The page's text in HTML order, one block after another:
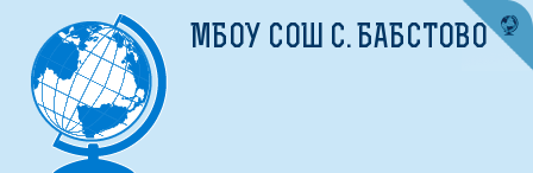
МБОУ СОШ С. БАБСТОВО